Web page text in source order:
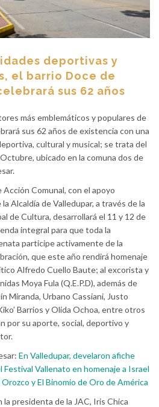
deportivas y
el barrio Doce de
sus 62 años
más emblemáticos y populares de
sus 62 años de existencia con una
cultural y musical; se trata del
ubicado en la comuna dos de
Acción Comunal, con el apoyo
Alcaldía de Valledupar, a través de la
de Cultura, desarrollará el 11 y 12 de
integral para que toda la
participe activamente de la
que este año rendirá homenaje
Alfredo Cuello Baute; al excorista y
Moya Fula (Q.E.P.D), además de
Miranda, Urbano Cassiani, Justo
Barrios y Olida Ochoa, entre otros
por su aporte, social, deportivo y
En Valledupar, develaron afiche
Festival Vallenato en homenaje a Israel
Orozco y El Binomio de Oro de América
la presidenta de la JAC, Iris Chica